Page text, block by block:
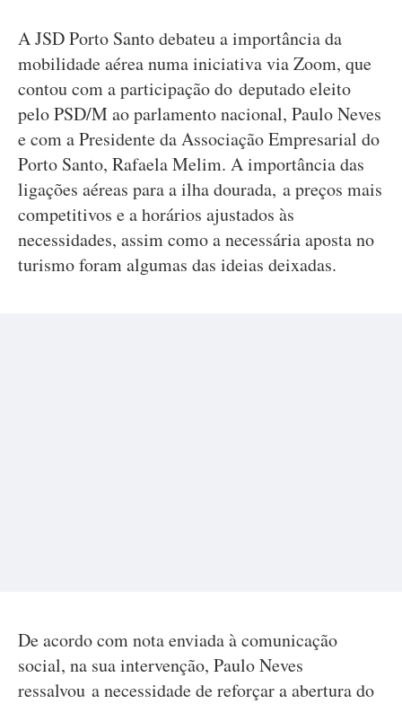
A JSD Porto Santo debateu a importância da
mobilidade aérea numa iniciativa via Zoom, que
contou com a participação do deputado eleito
pelo PSD/M ao parlamento nacional, Paulo Neves
e com a Presidente da Associação Empresarial do
Porto Santo, Rafaela Melim. A importância das
ligações aéreas para a ilha dourada, a preços mais
competitivos e a horários ajustados às
necessidades, assim como a necessária aposta no
turismo foram algumas das ideias deixadas.
De acordo com nota enviada à comunicação
social, na sua intervenção, Paulo Neves
ressalvou a necessidade de reforçar a abertura do